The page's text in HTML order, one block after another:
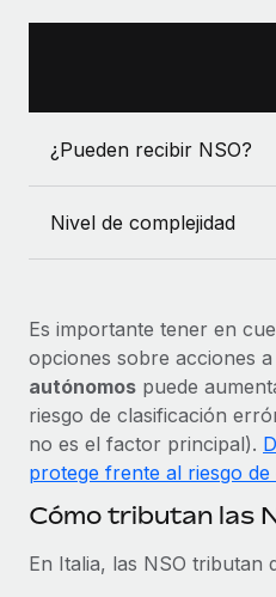
¿Pueden recibir NSO?
Nivel de complejidad
Es importante tener en
opciones sobre acciones a
autónomos puede
riesgo de clasificación
no es el factor principal).
protege frente al riesgo
Cómo tributan las
En Italia, las NSO tributan